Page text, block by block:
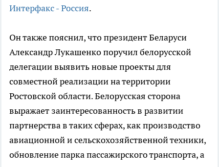
Интерфакс - Россия.
Он также пояснил, что президент Беларуси
Александр Лукашенко поручил белорусской
делегации выявить новые проекты для
совместной реализации на территории
Ростовской области. Белорусская сторона
выражает заинтересованность в развитии
партнерства в таких сферах, как производство
авиационной и сельскохозяйственной техники,
обновление парка пассажирского транспорта, а